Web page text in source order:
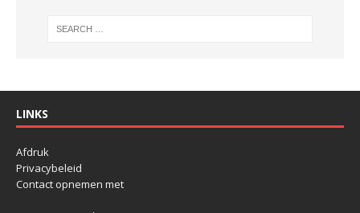
LINKS
Afdruk
Privacybeleid
Contact opnemen met